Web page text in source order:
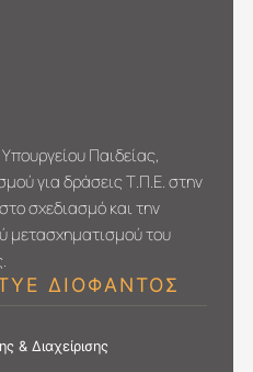
Παιδείας,
για δράσεις Τ.Π.Ε. στην
σχεδιασμό και την
μετασχηματι­σμού του
ΔΙΟΦΑΝΤΟΣ
& Διαχείρισης